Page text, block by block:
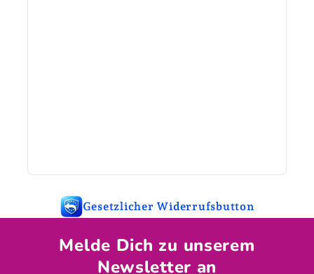
Gesetzlicher Widerrufsbutton
Melde Dich zu unserem
Newsletter an